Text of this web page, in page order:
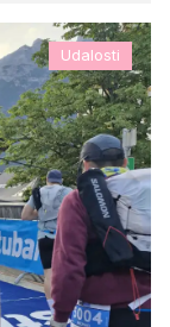
Udalosti